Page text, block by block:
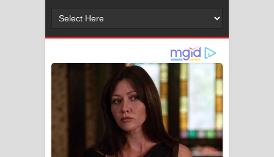
අම්මා ගීතයේ පද පෙළ
ගීතයේ පද පෙළ
Niwuna Numba Hinda Song Lyrics -
නිවුනා නුඹ හින්දා ගීතයේ පද පෙළ
Numba Dun Aadare Song Lyrics - නුඹ